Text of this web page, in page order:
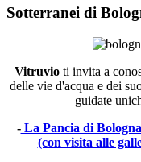
Sotterranei di
Vitruvioti invita a
delle vie d'acqua e dei
guidate
-La Pancia di
(con visita alle